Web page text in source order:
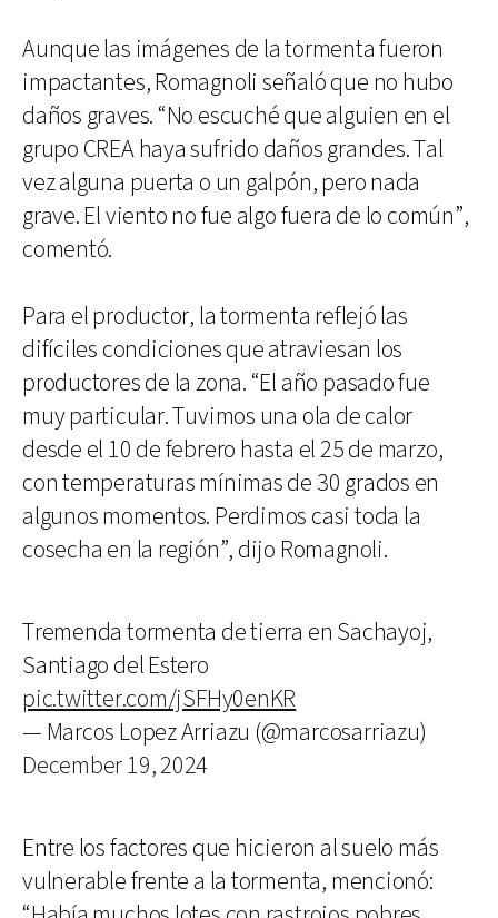
Aunque las imágenes de la tormenta fueron
impactantes, Romagnoli señaló que no hubo
daños graves. “No escuché que alguien en el
grupo CREA haya sufrido daños grandes. Tal
vez alguna puerta o un galpón, pero nada
grave. El viento no fue algo fuera de lo común”,
comentó.
Para el productor, la tormenta reflejó las
difíciles condiciones que atraviesan los
productores de la zona. “El año pasado fue
muy particular. Tuvimos una ola de calor
desde el 10 de febrero hasta el 25 de marzo,
con temperaturas mínimas de 30 grados en
algunos momentos. Perdimos casi toda la
cosecha en la región”, dijo Romagnoli.
Tremenda tormenta de tierra en Sachayoj,
Santiago del Estero
pic.twitter.com/jSFHy0enKR
— Marcos Lopez Arriazu (@marcosarriazu)
December 19, 2024
Entre los factores que hicieron al suelo más
vulnerable frente a la tormenta, mencionó: